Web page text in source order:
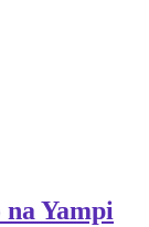
na Yampi